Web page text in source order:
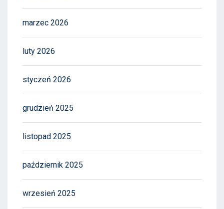
marzec 2026
luty 2026
styczeń 2026
grudzień 2025
listopad 2025
październik 2025
wrzesień 2025